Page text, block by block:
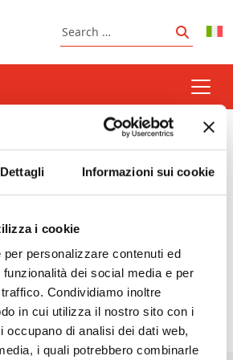
Dettagli Informazioni sui cookie
i cookie
personalizzare contenuti ed
dei social media e per
Condividiamo inoltre
in cui utilizza il nostro sito con i
occupano di analisi dei dati web,
i quali potrebbero combinarle
Search
Search
seaboard
events on the Pisa seaboard
08/2026 - Tutto il giorno